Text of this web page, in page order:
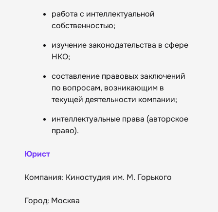
работа с интеллектуальной
собственностью;
изучение законодательства в сфере
НКО;
составление правовых заключений
по вопросам, возникающим в
текущей деятельности компании;
интеллектуальные права (авторское
право).
Юрист
Компания: Киностудия им. М. Горького
Город: Москва